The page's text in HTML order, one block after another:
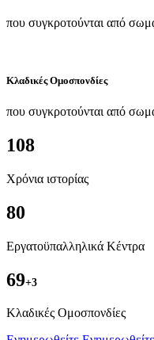
που συγκροτούνται από
Κλαδικές Ομοσπονδίες
που συγκροτούνται από
108
Χρόνια ιστορίας
80
Εργατοϋπαλληλικά Κέντρα
69+3
Kλαδικές Ομοσπονδίες